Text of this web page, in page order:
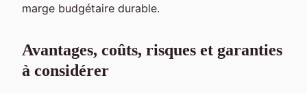
marge budgétaire durable.
Avantages, coûts, risques et garanties
à considérer